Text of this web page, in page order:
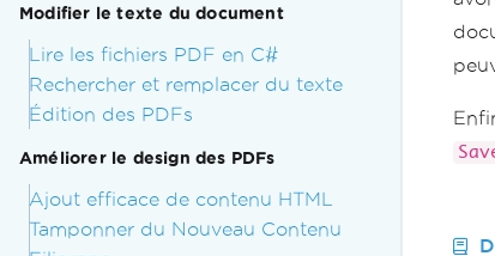
Modifier le texte du document
Lire les fichiers PDF en C#
Rechercher et remplacer du texte
Édition des PDFs
Améliorer le design des PDFs
Ajout efficace de contenu HTML
Tamponner du Nouveau Contenu